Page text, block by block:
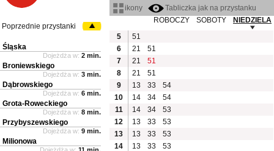
ikony
Tabliczka jak na przystanku
ROBOCZY
SOBOTY
NIEDZIELA
5
51
6
21
51
7
21
51
8
21
51
9
13 33
54
10
14 34
54
11
14 34
53
12
13 33
53
13
13 33
53
14
13 33
53
Poprzednie przystanki
Śląska
Dojeżdża w: 2 min.
Broniewskiego
Dojeżdża w: 3 min.
Dąbrowskiego
Dojeżdża w: 6 min.
Grota-Roweckiego
Dojeżdża w: 8 min.
Przybyszewskiego
Dojeżdża w: 9 min.
Milionowa